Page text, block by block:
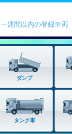
一週間以内の登録車両
ダンプ
タンク車